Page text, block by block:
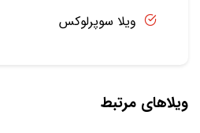
ویلا سوپرلوکس
ویلاهای مرتبط